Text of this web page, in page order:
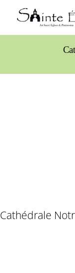
Cathédrale